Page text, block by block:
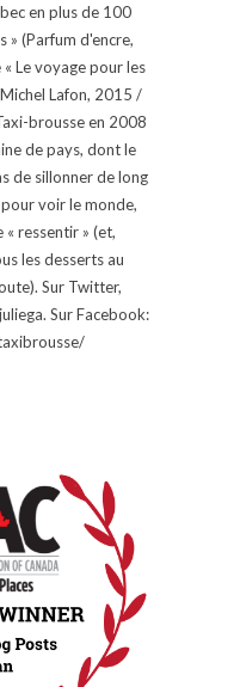
en plus de 100
» (Parfum d'encre,
Le voyage pour les
Lafon, 2015 /
brousse en 2008
de pays, dont le
de sillonner de long
voir le monde,
« ressentir » (et,
les desserts au
Sur Twitter,
Sur Facebook: